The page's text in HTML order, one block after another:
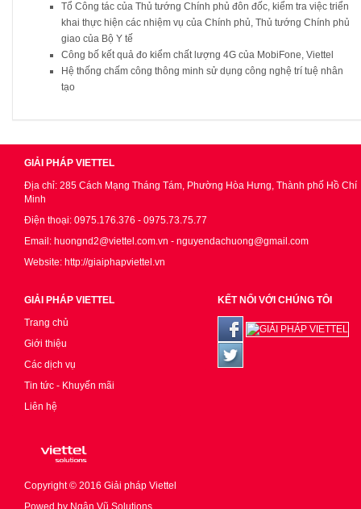
Tổ Công tác của Thủ tướng Chính phủ đôn đốc, kiểm tra việc triển
khai thực hiện các nhiệm vụ của Chính phủ, Thủ tướng Chính phủ
giao của Bộ Y tế
Công bố kết quả đo kiểm chất lượng 4G của MobiFone, Viettel
Hệ thống chấm công thông minh sử dụng công nghệ trí tuệ nhân
tạo
GIẢI PHÁP VIETTEL
Địa chỉ: 285 Cách Mạng Tháng Tám, Phường Hòa Hưng, Thành phố Hồ Chí
Minh
Điện thoại: 0975.176.376 - 0975.73.75.77
Email: huongnd2@viettel.com.vn - nguyendachuong@gmail.com
Website: http://giaiphapviettel.vn
GIẢI PHÁP VIETTEL
Trang chủ
Giới thiệu
Các dịch vụ
Tin tức - Khuyến mãi
Liên hệ
KẾT NỐI VỚI CHÚNG TÔI
Copyright © 2016 Giải pháp Viettel
Powed by Ngân Vũ Solutions